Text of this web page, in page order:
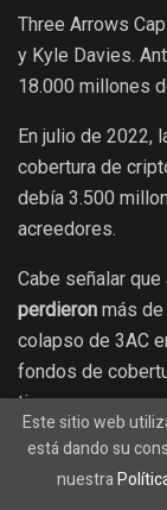
Three Arrows
y Kyle Davies.
18.000 millones
En julio de 2022,
cobertura de
debía 3.500
acreedores.
Cabe señalar
perdieron más
colapso de 3AC
fondos de
tiempos.
Alex
Este sitio web
está dando su
nuestra